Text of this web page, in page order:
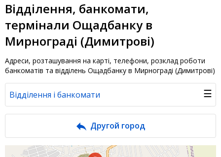
Відділення, банкомати,
термінали Ощадбанку в
Мирнограді (Димитрові)
Адреси, розташування на карті, телефони, розклад роботи
банкоматів та відділень Ощадбанку в Мирнограді (Димитрові)
Відділення і банкомати ☰
Другой город